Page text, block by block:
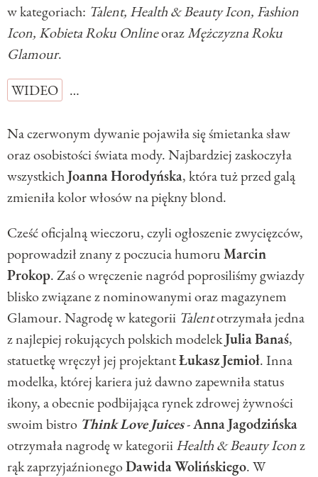
w kategoriach: Talent, Health & Beauty Icon, Fashion
Icon, Kobieta Roku OnlineorazMężczyzna Roku
Glamour.
WIDEO
…
Na czerwonym dywanie pojawiła się śmietanka sław
oraz osobistości świata mody. Najbardziej zaskoczyła
wszystkichJoannaHorodyńska, która tuż przed galą
zmieniła kolor włosów na piękny blond.
Cześć oficjalną wieczoru, czyli ogłoszenie zwycięzców,
poprowadził znany z poczucia humoruMarcin
Prokop. Zaś o wręczenie nagród poprosiliśmy gwiazdy
blisko związane z nominowanymi oraz magazynem
Glamour. Nagrodę w kategorii Talentotrzymała jedna
z najlepiej rokujących polskich modelekJuliaBanaś,
statuetkę wręczył jej projektantŁukaszJemioł. Inna
modelka, której kariera już dawno zapewniła status
ikony, a obecnie podbijająca rynek zdrowej żywności
swoim bistro ThinkLove Juices-AnnaJagodzińska
otrzymała nagrodę w kategoriiHealth & Beauty Iconz
rąk zaprzyjaźnionegoDawidaWolińskiego. W